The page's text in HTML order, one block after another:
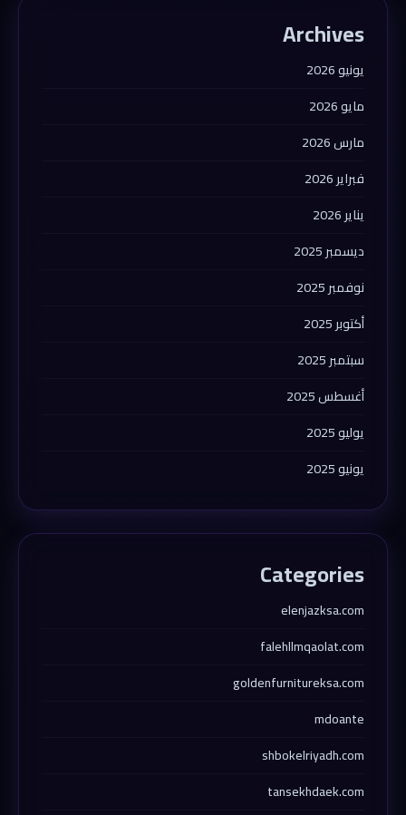
Archives
يونيو 2026
مايو 2026
مارس 2026
فبراير 2026
يناير 2026
ديسمبر 2025
نوفمبر 2025
أكتوبر 2025
سبتمبر 2025
أغسطس 2025
يوليو 2025
يونيو 2025
Categories
elenjazksa.com
falehllmqaolat.com
goldenfurnitureksa.com
mdoante
shbokelriyadh.com
tansekhdaek.com